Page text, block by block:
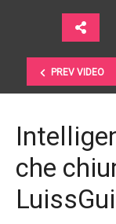
PREV VIDEO
che